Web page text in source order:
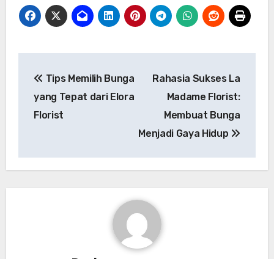
navigation
Tips Memilih Bunga
yang Tepat dari Elora
Florist
Rahasia Sukses La
Madame Florist:
Membuat Bunga
Menjadi Gaya Hidup